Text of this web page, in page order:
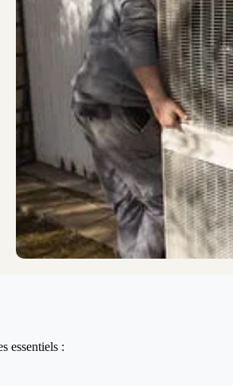
essentiels :